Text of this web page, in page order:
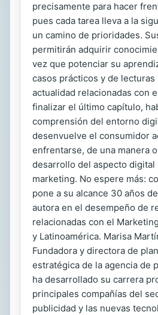
precisamente para hacer
pues cada tarea lleva a la
un camino de prioridades.
permitirán adquirir
vez que potenciar su
casos prácticos y de
actualidad relacionadas con
finalizar el último capítulo,
comprensión del entorno
desenvuelve el consumidor
enfrentarse, de una manera
desarrollo del aspecto digital
marketing. No espere más:
pone a su alcance 30 años
autora en el desempeño de
relacionadas con el
y Latinoamérica. Marisa
Fundadora y directora de
estratégica de la agencia de
ha desarrollado su carrera
principales compañías del
publicidad y las nuevas